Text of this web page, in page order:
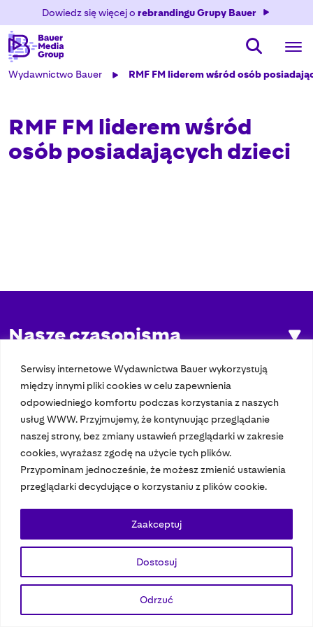
Serwisy internetowe Wydawnictwa Bauer wykorzystują
między innymi pliki cookies w celu zapewnienia
odpowiedniego komfortu podczas korzystania z naszych
usług WWW. Przyjmujemy, że kontynuując przeglądanie
naszej strony, bez zmiany ustawień przeglądarki w zakresie
cookies, wyrażasz zgodę na użycie tych plików.
Przypominam jednocześnie, że możesz zmienić ustawienia
przeglądarki decydujące o korzystaniu z plików cookie.
Dostosuj
Odrzuć
Zaakceptuj
Dowiedz się więcej o rebrandingu Grupy Bauer
Wydawnictwo Bauer RMF FM liderem wśród osób
RMF FM liderem wśród
osób posiadających dzieci
Nasze czasopisma
Nasze strony
© 2023 Bauer Media Group, All Rights Reserved.
Polityka prywatności
Dane osobowe Wydawca EMFA